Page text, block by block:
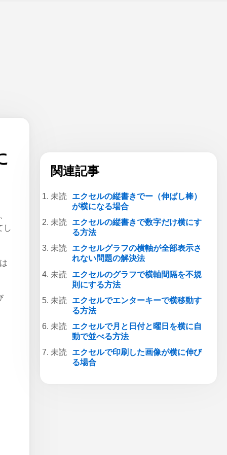
し
関連記事
エクセルの縦書きでー（伸ばし棒）
が横になる場合
エクセルの縦書きで数字だけ横にす
る方法
エクセルグラフの横軸が全部表示さ
れない問題の解決法
エクセルのグラフで横軸間隔を不規
則にする方法
エクセルでエンターキーで横移動す
る方法
エクセルで月と日付と曜日を横に自
動で並べる方法
エクセルで印刷した画像が横に伸び
る場合